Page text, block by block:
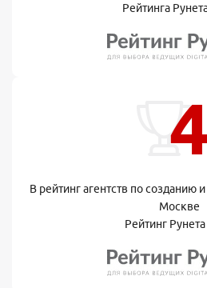
Рейтинга
4
В рейтинг агентств по созданию
Москве
Рейтинг